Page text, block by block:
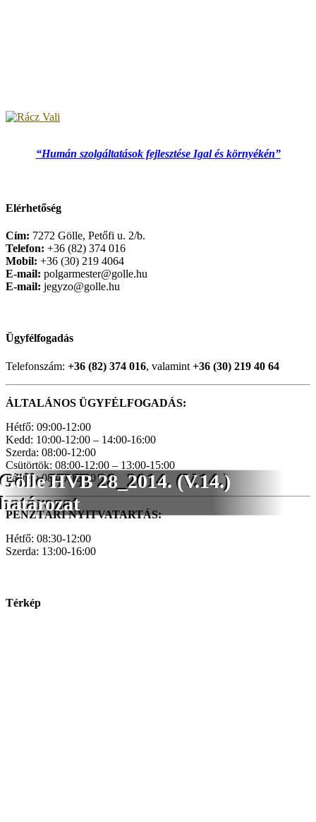
Gölle HVB 28_2014. (V.14.)
határozat
“Humán szolgáltatások fejlesztése Igal és környékén”
Elérhetőség
Cím: 7272 Gölle, Petőfi u. 2/b.
Telefon: +36 (82) 374 016
Mobil: +36 (30) 219 4064
E-mail: polgarmester@golle.hu
E-mail: jegyzo@golle.hu
Ügyfélfogadás
Telefonszám: +36 (82) 374 016, valamint +36 (30) 219 40 64
ÁLTALÁNOS ÜGYFÉLFOGADÁS:
Hétfő: 09:00-12:00
Kedd: 10:00-12:00 – 14:00-16:00
Szerda: 08:00-12:00
Csütörtök: 08:00-12:00 – 13:00-15:00
Péntek: 08:00-12:00
PÉNZTÁRI NYITVATARTÁS:
Hétfő: 08:30-12:00
Szerda: 13:00-16:00
Térkép